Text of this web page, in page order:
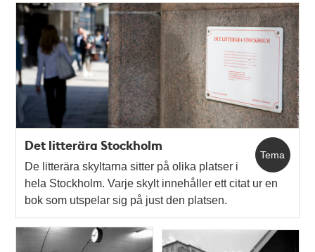
Tema
Det litterära Stockholm
De litterära skyltarna sitter på olika platser i
hela Stockholm. Varje skylt innehåller ett citat ur en
bok som utspelar sig på just den platsen.